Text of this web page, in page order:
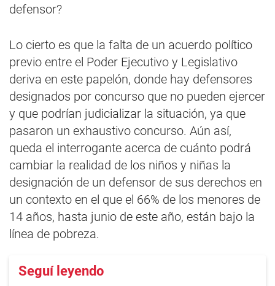
defensor?
Lo cierto es que la falta de un acuerdo político
previo entre el Poder Ejecutivo y Legislativo
deriva en este papelón, donde hay defensores
designados por concurso que no pueden ejercer
y que podrían judicializar la situación, ya que
pasaron un exhaustivo concurso. Aún así,
queda el interrogante acerca de cuánto podrá
cambiar la realidad de los niños y niñas la
designación de un defensor de sus derechos en
un contexto en el que el 66% de los menores de
14 años, hasta junio de este año, están bajo la
línea de pobreza.
Seguí leyendo